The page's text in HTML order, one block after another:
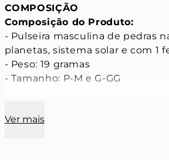
COMPOSIÇÃO
Composição do Produto:
- Pulseira masculina de pedras
planetas, sistema solar e com 1
- Peso: 19 gramas
- Tamanho: P-M e G-GG
Características das Pedras
Ver mais